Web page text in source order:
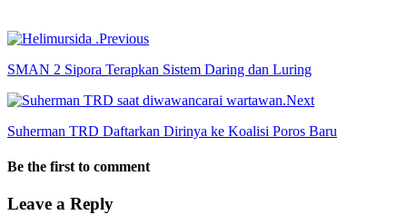
Previous
SMAN 2 Sipora Terapkan Sistem Daring dan Luring
Next
Suherman TRD Daftarkan Dirinya ke Koalisi Poros Baru
Be the first to comment
Leave a Reply